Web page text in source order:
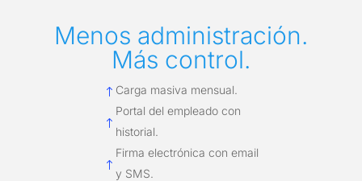
Menos administración.
Más control.
! Carga masiva mensual.
!
Portal del empleado con
historial.
!
Firma electrónica con email
y SMS.